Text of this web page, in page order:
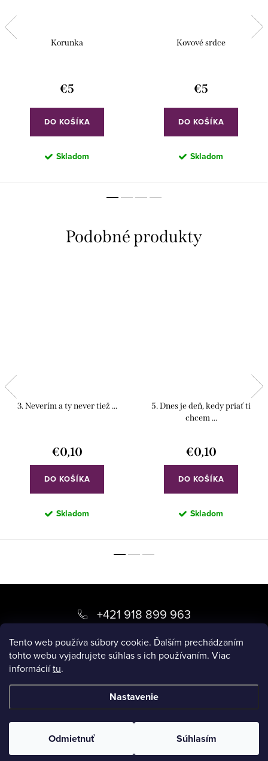
Tento web používa súbory cookie. Ďalším prechádzaním
tohto webu vyjadrujete súhlas s ich používaním. Viac
informáciítu.
Nastavenie
Odmietnuť Súhlasím
Korunka
€5
DO KOŠÍKA
Skladom
Kovové srdce
€5
DO KOŠÍKA
Skladom
3. Neverím a ty never tiež ...
€0,10
DO KOŠÍKA
Skladom
5. Dnes je deň, kedy priať ti
chcem ...
€0,10
DO KOŠÍKA
Skladom
p
+421 918 899 963
kvety@luxory.sk
BLOG LUXORY
Copyright 2026LUXORY.SK. Všetky práva vyhradené.